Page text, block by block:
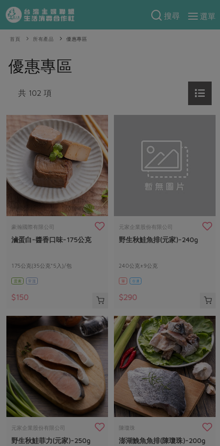
搜尋
選單
產品分類
當季蔬果
一籃菜
芽苗類
奶蛋豆・五穀
肉品・水產
水畜加工品
調理食材・點心
調味醬料/南北貨 烘焙
居家好物
美妝保養 個人清潔
家庭清潔 織品
日用品 圖書禮品
食譜料理
肉食
海鮮
蔬食
蛋料理
料理方式
醬料
湯品．鍋物
涼拌沙拉
飲品
主題食譜
異國料理
年菜食譜
把最好的台灣味帶回家！
防災用品預購圓滿結束
2026年端午節預購圓滿結束
更多預購活動
當季產品
傳到心坎裡，誠心又澎派
合作25-精選產品第四彈
更多當季產品
議題活動
主婦聯盟X樂齡網特約優惠案
30%rPET紅烏龍茶
2024農業發展計畫年度報告
更多議題活動
傳到心坎裡，誠心又澎派
觀點文章
主婦食堂 一籃菜真心話
社內大小事 合作聯合國
產品故事
樂齡生活
廚房瑜伽
減硝酸鹽
減塑減廢
公益金 食農教育
更多議題
生活者e週報
綠主張月刊
典藏閱覽室
關於合作社
認識合作社
關於我們
合作社組織
員工與求才
自主把關
檢驗報告
硝酸鹽檢驗
社員權益
合作社法規
社務專區
選舉專區
媒體報導
重要公告
首頁 所有產品 優惠專區
優惠專區
共 102 項
豪瀚國際有限公司
滷蛋白-醬香口味-175公克
175公克(35公克*5入)/包
蛋素 常溫
$150
元家企業股份有限公司
野生秋鮭魚排(元家)-240g
240公克±9公克
葷 冷凍
$290
元家企業股份有限公司
野生秋鮭菲力(元家)-250g
陳瓊珠
澎湖鮸魚魚排(陳瓊珠)-200g